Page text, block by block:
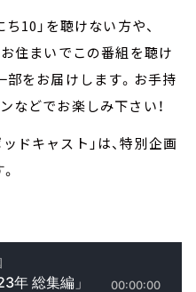
10」を聴けない方や、
住まいでこの番組を聴け
部をお届けします。お手持
などでお楽しみ下さい！
ドキャスト」は、特別企画